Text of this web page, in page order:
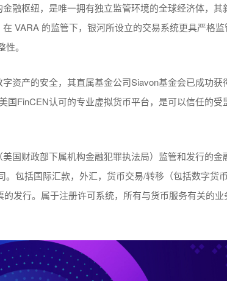
融枢纽，是唯一拥有独立监管环境的全球经济体，其
VARA 的监管下，银河所设立的交易系统更具严格
。
资产的安全，其直属基金公司Siavon基金会已成功获
国FinCEN认可的专业虚拟货币平台，是可以信任的受
国财政部下属机构金融犯罪执法局）监管和发行的金
包括国际汇款，外汇，货币交易/转移（包括数字货
发行。属于注册许可系统，所有与货币服务有关的业